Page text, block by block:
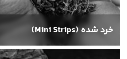
خرد شده (Mini Strips)
توتون خرد شده نوعی از توتون است